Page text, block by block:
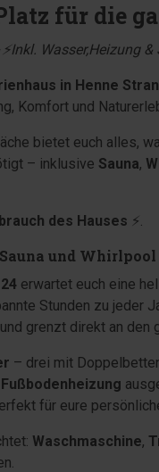
für die
Wasser,Heizung &
in Henne
Komfort und
bietet euch alles,
– inklusive Sauna,
des Hauses ⚡.
und Whirlpool
erwartet euch eine
Stunden zu jeder
grenzt direkt an den
– drei mit
Fußbodenheizung
für eure
Waschmaschine,